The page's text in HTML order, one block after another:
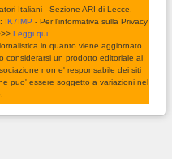
Italiani - Sezione ARI di Lecce. -
IK7IMP - Per l'informativa sulla Privacy
Leggi qui
in quanto viene aggiornato
considerarsi un prodotto editoriale ai
non e' responsabile dei siti
puo' essere soggetto a variazioni nel